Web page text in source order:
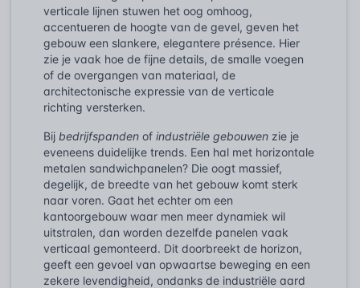
verticale lijnen stuwen het oog omhoog,
accentueren de hoogte van de gevel, geven het
gebouw een slankere, elegantere présence. Hier
zie je vaak hoe de fijne details, de smalle voegen
of de overgangen van materiaal, de
architectonische expressie van de verticale
richting versterken.
Bij bedrijfspanden of industriële gebouwen zie je
eveneens duidelijke trends. Een hal met horizontale
metalen sandwichpanelen? Die oogt massief,
degelijk, de breedte van het gebouw komt sterk
naar voren. Gaat het echter om een
kantoorgebouw waar men meer dynamiek wil
uitstralen, dan worden dezelfde panelen vaak
verticaal gemonteerd. Dit doorbreekt de horizon,
geeft een gevoel van opwaartse beweging en een
zekere levendigheid, ondanks de industriële aard